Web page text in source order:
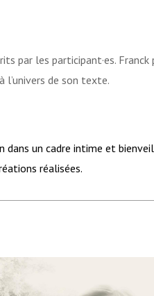
par les participant·es.
l’univers de son texte.
dans un cadre intime et
réalisées.